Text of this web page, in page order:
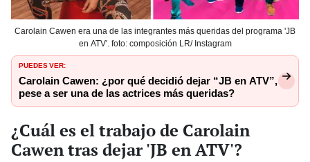
Carolain Cawen era una de las integrantes más queridas del programa 'JB
en ATV'. foto: composición LR/ Instagram
PUEDES VER:
Carolain Cawen: ¿por qué decidió dejar “JB en ATV”,
pese a ser una de las actrices más queridas?
¿Cuál es el trabajo de Carolain
Cawen tras dejar 'JB en ATV'?